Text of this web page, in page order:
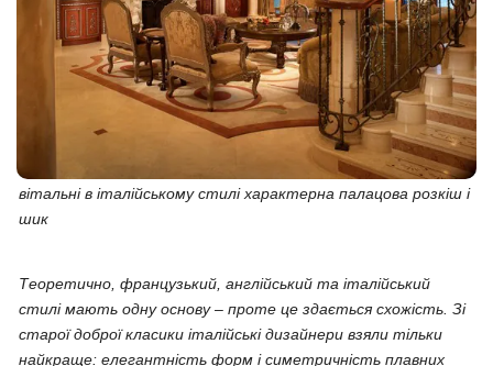
вітальні в італійському стилі характерна палацова розкіш і
шик
Теоретично, французький, англійський та італійський
стилі мають одну основу – проте це здається схожість. Зі
старої доброї класики італійські дизайнери взяли тільки
найкраще: елегантність форм і симетричність плавних